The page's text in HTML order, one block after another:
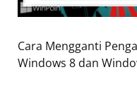
Cara Mengganti
Windows 8 dan